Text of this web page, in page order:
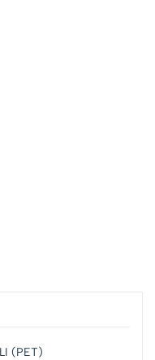
(PET)